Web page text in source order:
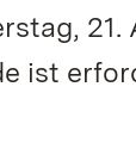
ist